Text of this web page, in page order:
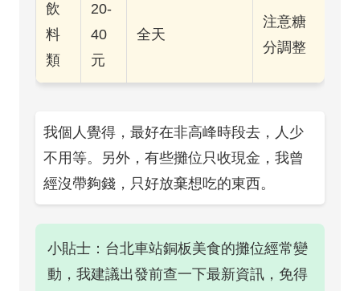
飲
料
類
20-
40
元
全天
注意糖
分調整
我個人覺得，最好在非高峰時段去，人少
不用等。另外，有些攤位只收現金，我曾
經沒帶夠錢，只好放棄想吃的東西。
小貼士：台北車站銅板美食的攤位經常變
動，我建議出發前查一下最新資訊，免得